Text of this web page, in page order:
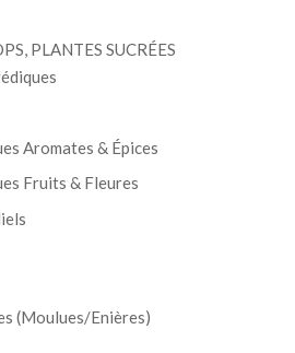
PLANTES SUCRÉES
Aromates & Épices
Fruits & Fleures
(Moulues/Enières)